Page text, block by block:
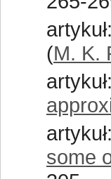
artykuł:
(M. K.
artykuł:
artykuł:
some